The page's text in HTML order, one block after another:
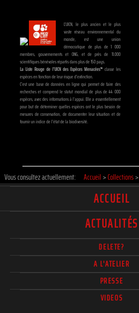
L’UICN, le plus ancien et le plus
vaste réseau environnemental du
monde, est une union
démocratique de plus de 1 000
membres, gouvernements et ONG, et de près de 11.000
scientifiques bénévoles répartis dans plus de 150 pays.
La Liste Rouge de l’UICN des Espèces Menacées™classe les
espèces en fonction de leur risque d’extinction.
C’est une base de données en ligne qui permet de faire des
recherches et comprend le statut mondial de plus de 44 000
espèces, avec des informations à l’appui. Elle a essentiellement
pour but de déterminer quelles espèces ont le plus besoin de
mesures de conservation, de documenter leur situation et de
fournir un indice de l’état de la biodiversité.
Vous consultez actuellement: Accueil >Collections>
ACCUEIL
ACTUALITÉS
DELETE?
A L'ATELIER
PRESSE
VIDEOS